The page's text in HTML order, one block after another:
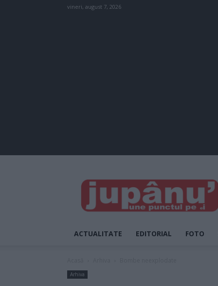
vineri, august 7, 2026
JUPÂNU'
ACTUALITATE EDITORIAL FOTO
Arhiva